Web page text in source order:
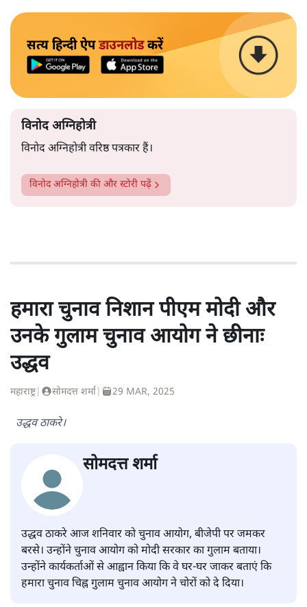
सत्य हिन्दी ऐप डाउनलोडकरें
विनोद अग्निहोत्री
विनोद अग्निहोत्री वरिष्ठ पत्रकार हैं।
विनोद अग्निहोत्री की और स्टोरी पढ़ें
हमारा चुनाव निशान पीएम मोदी और
उनके गुलाम चुनाव आयोग ने छीनाः
उद्धव
महाराष्ट्र | सोमदत्त शर्मा | 29 MAR, 2025
उद्धव ठाकरे।
सोमदत्त शर्मा
उद्धव ठाकरे आज शनिवार को चुनाव आयोग, बीजेपी पर जमकर
बरसे। उन्होंने चुनाव आयोग को मोदी सरकार का गुलाम बताया।
उन्होंने कार्यकर्ताओं से आह्वान किया कि वे घर-घर जाकर बताएं कि
हमारा चुनाव चिह्न गुलाम चुनाव आयोग ने चोरों को दे दिया।